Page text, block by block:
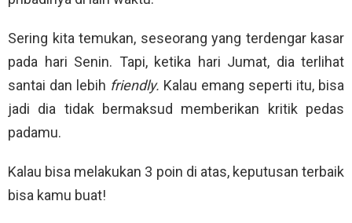
Sering kita temukan, seseorang yang terdengar kasar
pada hari Senin. Tapi, ketika hari Jumat, dia terlihat
santai dan lebih friendly. Kalau emang seperti itu, bisa
jadi dia tidak bermaksud memberikan kritik pedas
padamu.
Kalau bisa melakukan 3 poin di atas, keputusan terbaik
bisa kamu buat!